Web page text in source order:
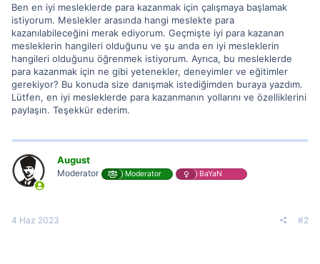
Ben en iyi mesleklerde para kazanmak için çalışmaya başlamak
istiyorum. Meslekler arasında hangi meslekte para
kazanılabileceğini merak ediyorum. Geçmişte iyi para kazanan
mesleklerin hangileri olduğunu ve şu anda en iyi mesleklerin
hangileri olduğunu öğrenmek istiyorum. Ayrıca, bu mesleklerde
para kazanmak için ne gibi yetenekler, deneyimler ve eğitimler
gerekiyor? Bu konuda size danışmak istediğimden buraya yazdım.
Lütfen, en iyi mesleklerde para kazanmanın yollarını ve özelliklerini
paylaşın. Teşekkür ederim.
August
Moderator Moderator BaYaN
4 Haz 2023 #2